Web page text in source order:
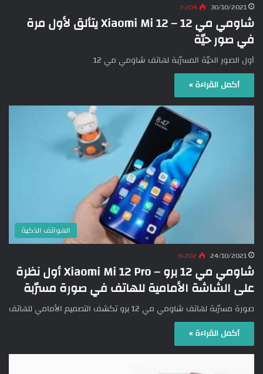
30/10/2021 7٬204
شاومي مي 12 – Xiaomi Mi 12 يتألق لأول مرة
في صور حيّة
أول الصور الحيّة المسرّبة لهاتف شاومي مي 12
أكمل القراءة »
الهواتف الذكية
24/10/2021 6٬202
شاومي مي 12 برو – Xiaomi Mi 12 Pro أول نظرة
على الشاشة الأمامية للهاتف في صورة مسرّبة
صورة مسرّبة لهاتف شاومي مي 12 برو تكشف التصميم الأمامي للهاتف
أكمل القراءة »